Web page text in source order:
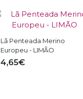
Kit Aprendizagem | DIY -